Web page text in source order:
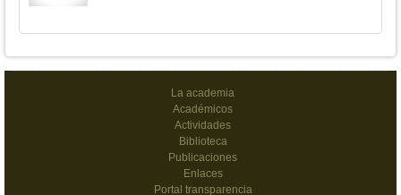
La academia
Académicos
Actividades
Biblioteca
Publicaciones
Enlaces
Portal transparencia